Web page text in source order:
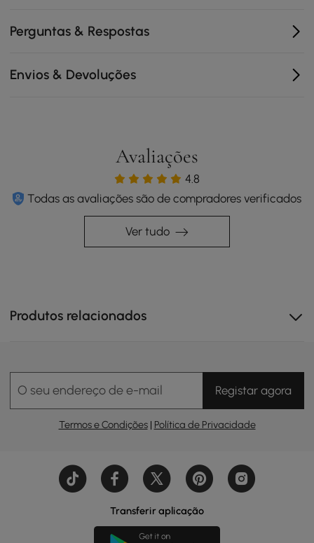
Perguntas & Respostas
Envios & Devoluções
Avaliações
4.8
Todas as avaliações são de compradores verificados
Ver tudo
Produtos relacionados
O seu endereço de e-mail Registar agora
Termos e Condições| Política de Privacidade
Transferir aplicação